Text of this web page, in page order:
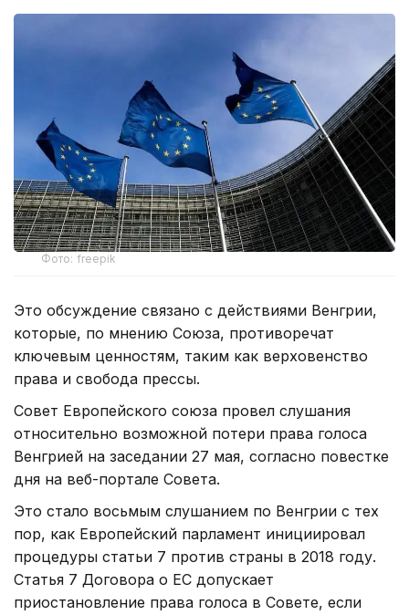
Фото: freepik
Это обсуждение связано с действиями Венгрии,
которые, по мнению Союза, противоречат
ключевым ценностям, таким как верховенство
права и свобода прессы.
Совет Европейского союза провел слушания
относительно возможной потери права голоса
Венгрией на заседании 27 мая, согласно повестке
дня на веб-портале Совета.
Это стало восьмым слушанием по Венгрии с тех
пор, как Европейский парламент инициировал
процедуры статьи 7 против страны в 2018 году.
Статья 7 Договора о ЕС допускает
приостановление права голоса в Совете, если